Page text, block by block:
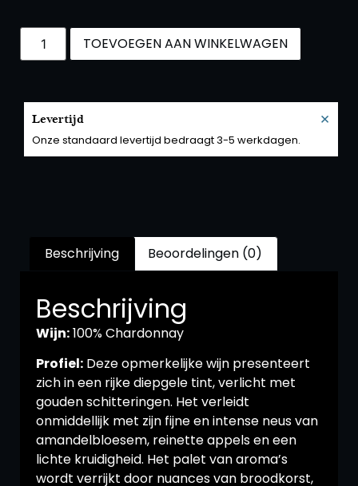
TOEVOEGEN AAN WINKELWAGEN
Levertijd
Onze standaard levertijd bedraagt 3-5 werkdagen.
×
Beschrijving Beoordelingen (0)
Beschrijving
Wijn:100% Chardonnay
Profiel: Deze opmerkelijke wijn presenteert
zich in een rijke diepgele tint, verlicht met
gouden schitteringen. Het verleidt
onmiddellijk met zijn fijne en intense neus van
amandelbloesem, reinette appels en een
lichte kruidigheid. Het palet van aroma’s
wordt verrijkt door nuances van broodkorst,